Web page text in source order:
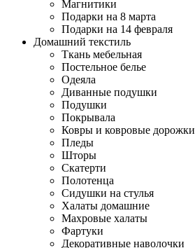
Магнитики
Подарки на 8 марта
Подарки на 14 февраля
Домашний текстиль
Ткань мебельная
Постельное белье
Одеяла
Диванные подушки
Подушки
Покрывала
Ковры и ковровые дорожки
Пледы
Шторы
Скатерти
Полотенца
Сидушки на стулья
Халаты домашние
Махровые халаты
Фартуки
Декоративные наволочки